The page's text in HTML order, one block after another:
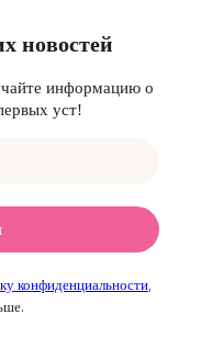
новостей
информацию о
уст!
конфиденциальности